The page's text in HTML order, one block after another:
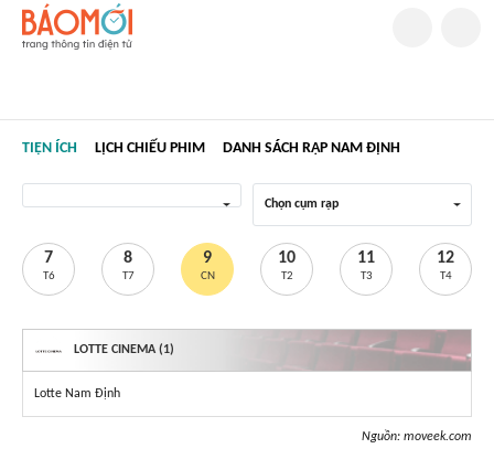
TIỆN ÍCH LỊCH CHIẾU PHIM DANH SÁCH RẠP NAM ĐỊNH
Chọn cụm rạp
7
T6
8
T7
9
CN
10
T2
11
T3
12
T4
LOTTE CINEMA (1)
Lotte Nam Định
Nguồn: moveek.com